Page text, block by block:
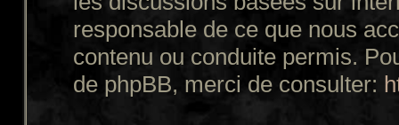
responsable de ce que nous
contenu ou conduite permis.
de phpBB, merci de consulter: